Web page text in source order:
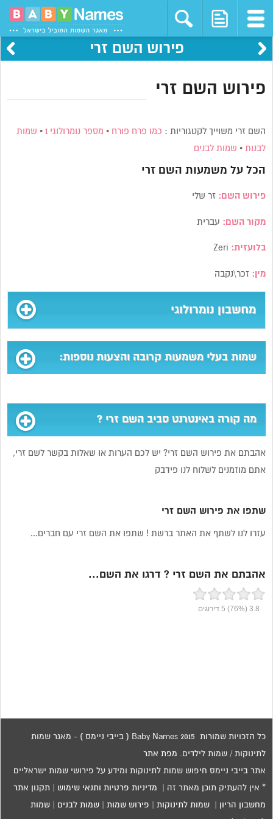
פירוש השם זרי
פירוש השם זרי
השם זרי משוייך לקטגוריות : כמו פרח פורח • מספר נומרולוגי 1 • שמות
לבנות • שמות לבנים
הכל על משמעות השםזרי
פירוש השם:זר שלי
מקור השם: עברית
בלועזית:
מין: זכר\נקבה
מחשבון נומרולוגי
שמות בעלי משמעות קרובה והצעות נוספות:
מה קורה באינטרנט סביב השם זרי ?
אהבתם את פירוש השם זרי? יש לכם הערות או שאלות בקשר לשם זרי,
אתם מוזמנים לשלוח לנו פידבק
שתפו את פירוש השם זרי
עזרו לנו לשתף את האתר ברשת ! שתפו את השם זרי עם חברים...
אהבתם את השם זרי ? דרגו את השם...
3.8
(76%)
5דירוגים
כל הזכויות שמורות 2015 Baby Names ( בייבי ניימס ) - מאגר שמות
לתינוקות / שמות לילדים. מפת אתר
אתר בייבי ניימס חיפוש שמות לתינוקות ומידע על פירושי שמות ישראליים
* אין להעתיק תוכן מאתר זה | מדיניות פרטיות ותנאי שימוש תקנון אתר
מחשבון הריון |שמות לתינוקות פירוש שמות |שמות לבנים |שמות